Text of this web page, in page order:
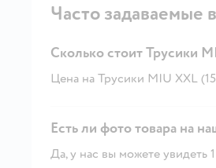
Часто задаваемые
Сколько стоит Трусики
Цена на Трусики MIU XXL
Есть ли фото товара на
Да, у нас вы можете увидеть